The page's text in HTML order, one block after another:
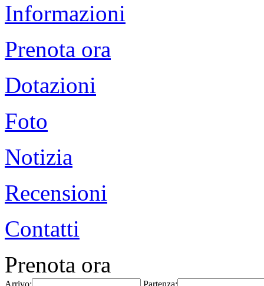
Informazioni
Prenota ora
Dotazioni
Foto
Notizia
Recensioni
Contatti
Prenota ora
Arrivo: Partenza: